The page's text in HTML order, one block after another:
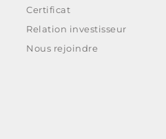
Certificat
Relation investisseur
Nous rejoindre